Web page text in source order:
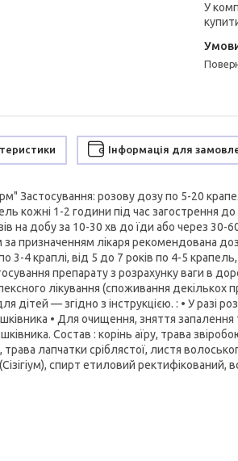
У
Інформація для
Застосування: розову дозу по 5-20
кожні 1-2 години під час загострення
на добу за 10-30 хв до їди або через
за призначенням лікаря рекомендована
3-4 краплі, від 5 до 7 років по 4-5
препарату з розрахунку ваги в
лікування (споживання
дітей — згідно з інструкцією. : • У разі
• Для очищення, зняття запалення
Cостав : корінь аїру, трава
лапчатки сріблястої, листя
спирт етиловий ректифікований,